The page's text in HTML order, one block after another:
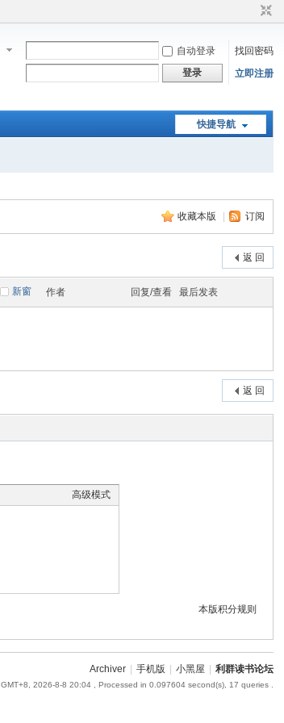
自动登录
找回密码
登录 立即注册
快捷导航
收藏本版 订阅
返 回
新窗 作者 回复/查看 最后发表
返 回
高级模式
本版积分规则
Archiver 手机版 小黑屋 利群读书论坛
GMT+8, 2026-8-8 20:04, Processed in 0.097604 second(s), 17 queries .